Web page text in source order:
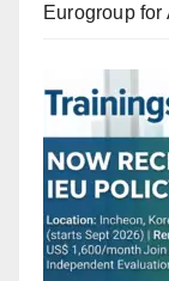
Eurogroup for